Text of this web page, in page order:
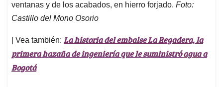
ventanas y de los acabados, en hierro forjado. Foto:
Castillo del Mono Osorio
| Vea también: La historia del embalse La Regadera, la
primera hazaña de ingeniería que le suministró agua a
Bogotá